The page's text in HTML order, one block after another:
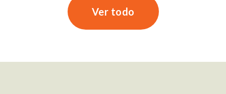
Ver todo